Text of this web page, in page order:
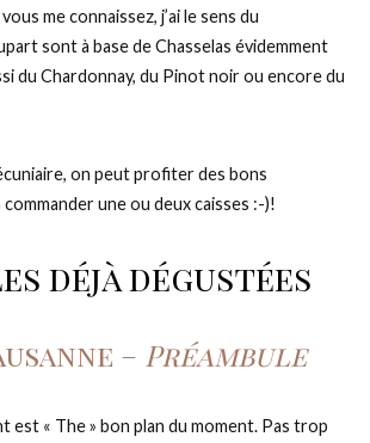
me connaissez, j’ai le sens du
sont à base de Chasselas évidemment
du Chardonnay, du Pinot noir ou encore du
on peut profiter des bons
une ou deux caisses :-)!
déjà dégustées
– Préambule
est « The » bon plan du moment. Pas trop